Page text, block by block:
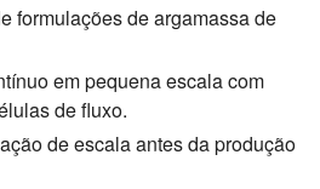
formulações de argamassa de
em pequena escala com
de fluxo.
de escala antes da produção